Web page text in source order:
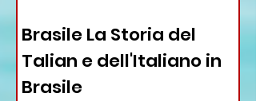
Brasile La Storia del
Talian e dell'Italiano in
Brasile